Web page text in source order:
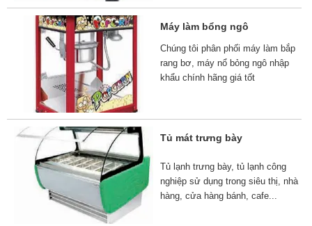
Máy làm bổng ngô
Chúng tôi phân phối máy làm bắp
rang bơ, máy nổ bỏng ngô nhập
khẩu chính hãng giá tốt
Tủ mát trưng bày
Tủ lạnh trưng bày, tủ lạnh công
nghiệp sử dụng trong siêu thị, nhà
hàng, cửa hàng bánh, cafe...